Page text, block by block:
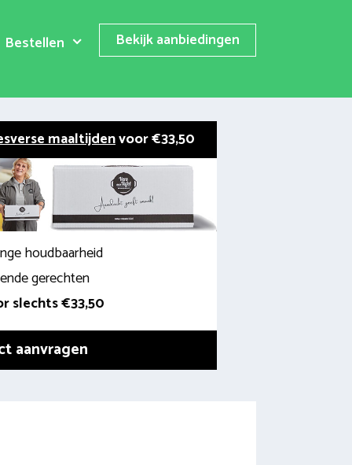
Bestellen Bekijk aanbiedingen
maaltijdenvoor €33,50
houdbaarheid
gerechten
slechts €33,50
aanvragen